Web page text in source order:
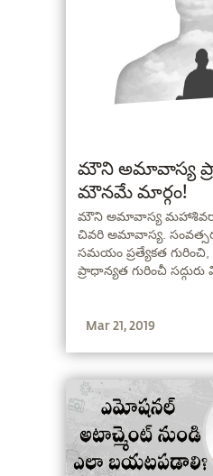
మౌని అమావాస్య ప్రాముఖ్యత :
మౌనమే మార్గం!
మౌని అమావాస్య
చివరి అమావాస్య.
సమయం ప్రత్యేకత
ప్రాధాన్యత గురించీ సద్గురు
Mar 21, 2019